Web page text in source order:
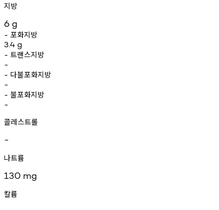
지방
6 g
- 포화지방
3.4 g
- 트랜스지방
-
- 다불포화지방
-
- 불포화지방
-
콜레스트롤
-
나트륨
130 mg
칼륨